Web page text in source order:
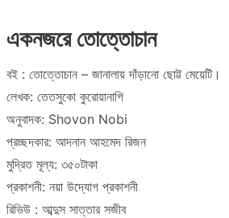
একনজরে তোত্তোচান
বই : তোত্তোচান – জানালায় দাঁড়ানো ছোট্ট মেয়েটি।
লেখক: তেতসুকো কুরোয়ানাগি
অনুবাদক: Shovon Nobi
প্রচ্ছদকার: আদনান আহমেদ রিজন
মুদ্রিত মূল্য: ৩৫০টাকা
প্রকাশনী: নয়া উদ্যোগ প্রকাশনী
রিভিউ : আব্দুস সাত্তার সজীব